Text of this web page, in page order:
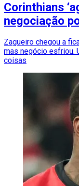
Corinthians
negociação
Zagueiro chegou a
mas negócio esfriou.
coisas